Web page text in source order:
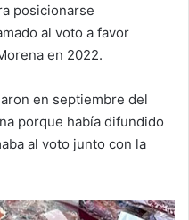
posicionarse
al voto a favor
en 2022.
en septiembre del
porque había difundido
al voto junto con la